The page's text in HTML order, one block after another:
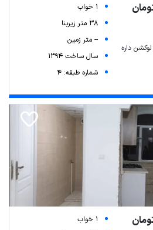
1 خواب
38 متر زیربنا
-- متر زمین
سال ساخت 1394
شماره طبقه: 4
1 خواب